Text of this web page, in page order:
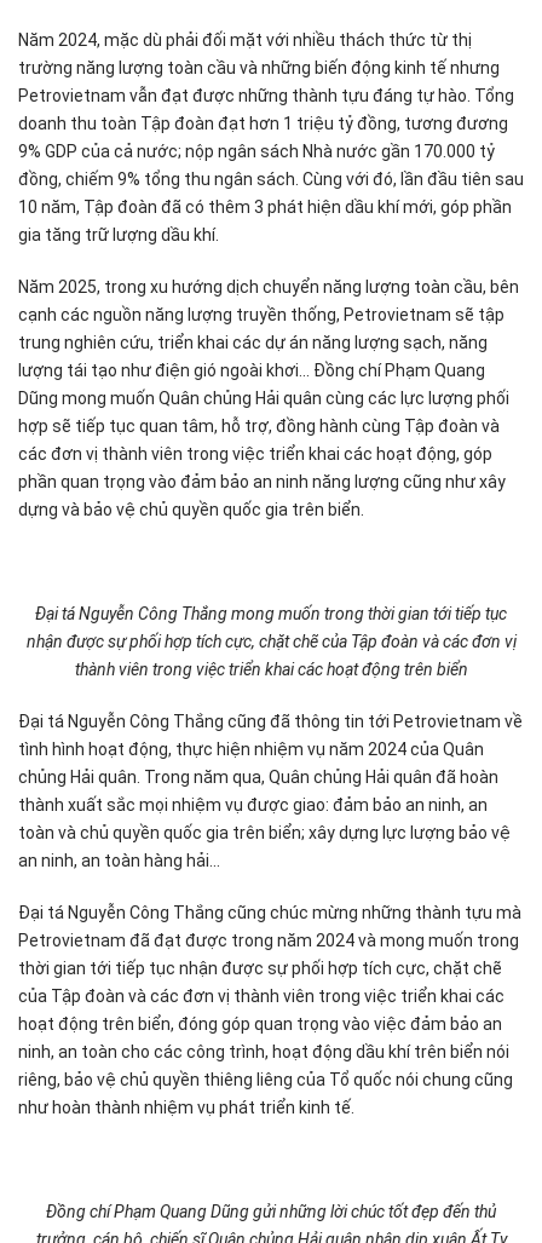
Năm 2024, mặc dù phải đối mặt với nhiều thách thức từ thị
trường năng lượng toàn cầu và những biến động kinh tế nhưng
Petrovietnam vẫn đạt được những thành tựu đáng tự hào. Tổng
doanh thu toàn Tập đoàn đạt hơn 1 triệu tỷ đồng, tương đương
9% GDP của cả nước; nộp ngân sách Nhà nước gần 170.000 tỷ
đồng, chiếm 9% tổng thu ngân sách. Cùng với đó, lần đầu tiên sau
10 năm, Tập đoàn đã có thêm 3 phát hiện dầu khí mới, góp phần
gia tăng trữ lượng dầu khí.
Năm 2025, trong xu hướng dịch chuyển năng lượng toàn cầu, bên
cạnh các nguồn năng lượng truyền thống, Petrovietnam sẽ tập
trung nghiên cứu, triển khai các dự án năng lượng sạch, năng
lượng tái tạo như điện gió ngoài khơi... Đồng chí Phạm Quang
Dũng mong muốn Quân chủng Hải quân cùng các lực lượng phối
hợp sẽ tiếp tục quan tâm, hỗ trợ, đồng hành cùng Tập đoàn và
các đơn vị thành viên trong việc triển khai các hoạt động, góp
phần quan trọng vào đảm bảo an ninh năng lượng cũng như xây
dựng và bảo vệ chủ quyền quốc gia trên biển.
Đại tá Nguyễn Công Thắng mong muốn trong thời gian tới tiếp tục
nhận được sự phối hợp tích cực, chặt chẽ của Tập đoàn và các đơn vị
thành viên trong việc triển khai các hoạt động trên biển
Đại tá Nguyễn Công Thắng cũng đã thông tin tới Petrovietnam về
tình hình hoạt động, thực hiện nhiệm vụ năm 2024 của Quân
chủng Hải quân. Trong năm qua, Quân chủng Hải quân đã hoàn
thành xuất sắc mọi nhiệm vụ được giao: đảm bảo an ninh, an
toàn và chủ quyền quốc gia trên biển; xây dựng lực lượng bảo vệ
an ninh, an toàn hàng hải...
Đại tá Nguyễn Công Thắng cũng chúc mừng những thành tựu mà
Petrovietnam đã đạt được trong năm 2024 và mong muốn trong
thời gian tới tiếp tục nhận được sự phối hợp tích cực, chặt chẽ
của Tập đoàn và các đơn vị thành viên trong việc triển khai các
hoạt động trên biển, đóng góp quan trọng vào việc đảm bảo an
ninh, an toàn cho các công trình, hoạt động dầu khí trên biển nói
riêng, bảo vệ chủ quyền thiêng liêng của Tổ quốc nói chung cũng
như hoàn thành nhiệm vụ phát triển kinh tế.
Đồng chí Phạm Quang Dũng gửi những lời chúc tốt đẹp đến thủ